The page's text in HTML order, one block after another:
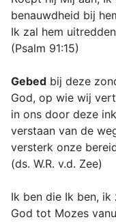
benauwdheid bij
Ik zal hem
(Psalm 91:15)
Gebed bij deze
God, op wie wij
in ons door deze
verstaan van de
versterk onze
(ds. W.R. v.d. Zee)
Ik ben die Ik ben,
God tot Mozes